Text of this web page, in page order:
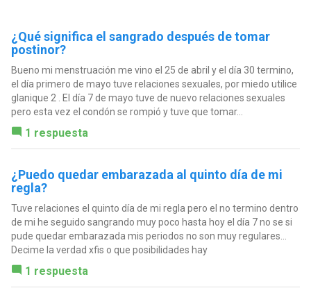
¿Qué significa el sangrado después de tomar
postinor?
Bueno mi menstruación me vino el 25 de abril y el día 30 termino,
el día primero de mayo tuve relaciones sexuales, por miedo utilice
glanique 2 . El día 7 de mayo tuve de nuevo relaciones sexuales
pero esta vez el condón se rompió y tuve que tomar...
1 respuesta
¿Puedo quedar embarazada al quinto día de mi
regla?
Tuve relaciones el quinto día de mi regla pero el no termino dentro
de mi he seguido sangrando muy poco hasta hoy el día 7 no se si
pude quedar embarazada mis periodos no son muy regulares...
Decime la verdad xfis o que posibilidades hay
1 respuesta